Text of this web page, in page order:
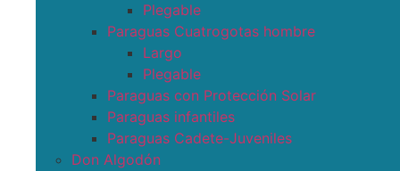
Plegable
Paraguas Cuatrogotas hombre
Largo
Plegable
Paraguas con Protección Solar
Paraguas infantiles
Paraguas Cadete-Juveniles
Don Algodón